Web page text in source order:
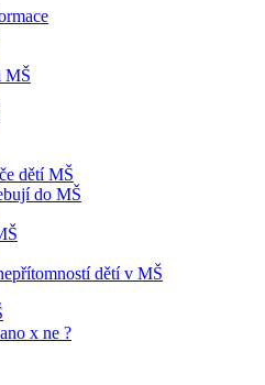
MŠ
dětí MŠ
do MŠ
dětí v MŠ
x ne ?